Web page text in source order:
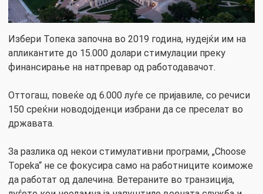
Избери Топека започна во 2019 година, нудејќи им на
апликантите до 15.000 долари стимулации преку
финансирање на натпревар од работодавачот.
Оттогаш, повеќе од 6.000 луѓе се пријавиле, со речиси
150 среќни новодојденци избрани да се преселат во
државата.
За разлика од некои стимулативни програми, „Choose
Topeka“ не се фокусира само на работниците коиможе
да работат од далечина. Ветераните во транзиција,